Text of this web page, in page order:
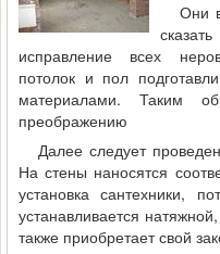
Они
исправление всех
потолок и пол
материалами. Таким
преображению
Далее следует
На стены наносятся
установка сантехники,
устанавливается
также приобретает свой